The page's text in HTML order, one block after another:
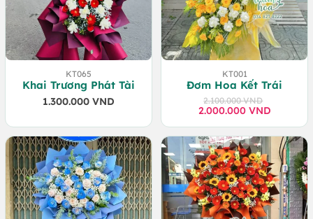
KT065
Khai Trương Phát Tài
1.300.000 VND
KT001
Đơm Hoa Kết Trái
2.100.000VND
Giá
2.100.000 VND.
2.000.000 VND
Giá
là:
2.000.000 VND.